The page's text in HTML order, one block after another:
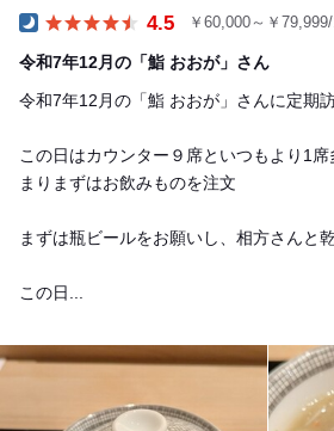
4.5 ￥60,000～￥
令和7年12月の「鮨 おおが」さん
令和7年12月の「鮨 おおが」さんに定期
この日はカウンター９席といつもより1
まりまずはお飲みものを注文
まずは瓶ビールをお願いし、相方さんと
この日...